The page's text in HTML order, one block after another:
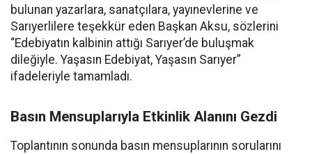
bulunan yazarlara, sanatçılara, yayınevlerine ve
Sarıyerlilere teşekkür eden Başkan Aksu, sözlerini
“Edebiyatın kalbinin attığı Sarıyer’de buluşmak
dileğiyle. Yaşasın Edebiyat, Yaşasın Sarıyer”
ifadeleriyle tamamladı.
Basın Mensuplarıyla Etkinlik Alanını Gezdi
Toplantının sonunda basın mensuplarının sorularını